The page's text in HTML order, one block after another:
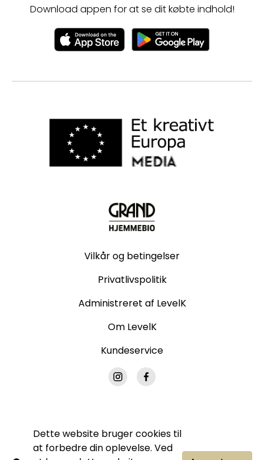
Dette website bruger cookies til
at forbedre din oplevelse. Ved
Download appen for at se dit købte indhold!
Vilkår og betingelser
Privatlivspolitik
Administreret af LevelK
Om LevelK
Kundeservice
© Grand Hjemmebio. Alle rettigheder forbeholdes.
Ingen del af denne side må gengives uden vores